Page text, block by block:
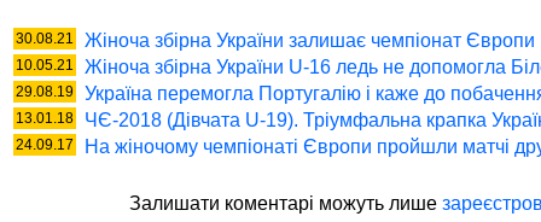
30.08.21 Жіноча збірна України залишає чемпіонат Європи
10.05.21 Жіноча збірна України U-16 ледь не допомогла
29.08.19 Україна перемогла Португалію і каже до
13.01.18 ЧЄ-2018 (Дівчата U-19). Тріумфальна крапка
24.09.17 На жіночому чемпіонаті Європи пройшли матчі
Залишати коментaрі можуть лише